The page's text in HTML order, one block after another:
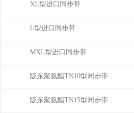
XL型进口同步带
L型进口同步带
MXL型进口同步带
阪东聚氨酯TN10型同步带
阪东聚氨酯TN15型同步带